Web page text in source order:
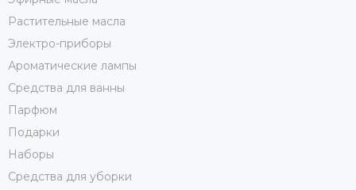
Растительные масла
Электро-приборы
Ароматические лампы
Средства для ванны
Парфюм
Подарки
Наборы
Средства для уборки